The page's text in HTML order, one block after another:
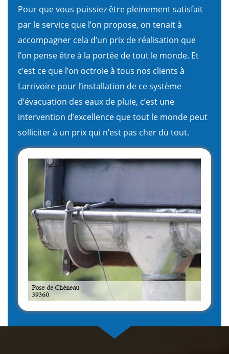
Pour que vous puissiez être pleinement satisfait
par le service que l’on propose, on tenait à
accompagner cela d’un prix de réalisation que
l’on pense être à la portée de tout le monde. Et
c’est ce que l’on octroie à tous nos clients à
Larrivoire pour l’installation de ce système
d’évacuation des eaux de pluie, c’est une
intervention d’excellence que tout le monde peut
solliciter à un prix qui n’est pas cher du tout.